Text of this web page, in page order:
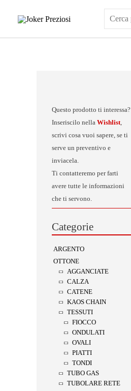
Questo prodotto ti interessa?
Inseriscilo nella Wishlist,
scrivi cosa vuoi sapere, se ti
serve un preventivo e
inviacela.
Ti contatteremo per farti
avere tutte le informazioni
che ti servono.
Categorie
ARGENTO
OTTONE
AGGANCIATE
CALZA
CATENE
KAOS CHAIN
TESSUTI
FIOCCO
ONDULATI
OVALI
PIATTI
TONDI
TUBO GAS
TUBOLARE RETE